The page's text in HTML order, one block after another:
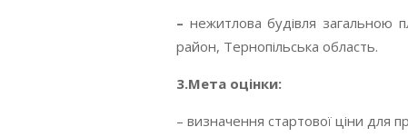
– нежитлова будівля загальною
район, Тернопільська область.
3.Мета оцінки:
– визначення стартової ціни для